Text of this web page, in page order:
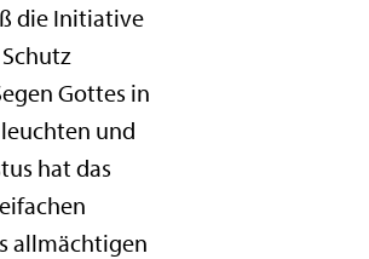
die Initiative
Gottes in
leuchten und
hat das
allmächtigen